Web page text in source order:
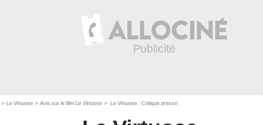
Le Virtuose Avis sur le film Le Virtuose Le Virtuose : Critique presse